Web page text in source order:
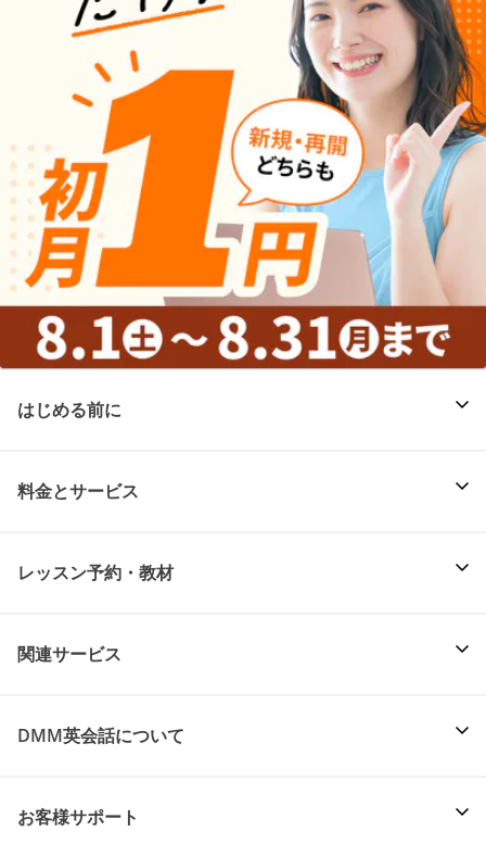
はじめる前に
料金とサービス
レッスン予約・教材
関連サービス
DMM英会話について
お客様サポート